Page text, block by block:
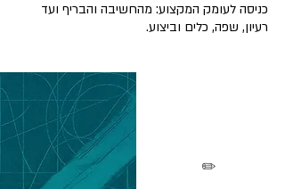
כניסה לעומק המקצוע: מהחשיבה והבריף ועד
רעיון, שפה, כלים וביצוע.
✏️